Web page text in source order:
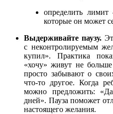
определить
которые он может
Выдерживайте паузу.
с неконтролируемым
купил». Практика
«хочу» живут не
просто забывают о
что-то другое. Когда
можно предложить:
дней». Пауза поможет
настоящего желания.